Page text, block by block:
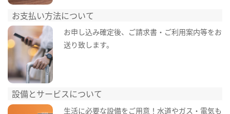
お支払い方法について
お申し込み確定後、ご請求書・ご利用案内等をお
送り致します。
設備とサービスについて
生活に必要な設備をご用意！水道やガス・電気も